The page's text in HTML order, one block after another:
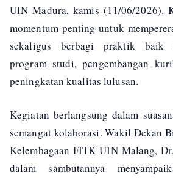
UIN Madura, kamis (11/06/2026).
momentum penting untuk
sekaligus berbagi praktik baik
program studi, pengembangan
peningkatan kualitas lulusan.
Kegiatan berlangsung dalam
semangat kolaborasi. Wakil Dekan
Kelembagaan FITK UIN Malang,
dalam sambutannya